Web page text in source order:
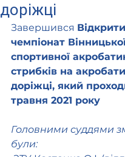
доріжці
Завершився
чемпіонат
спортивної
стрибків на
доріжці, який
травня 2021 року
Головними суддями
були: